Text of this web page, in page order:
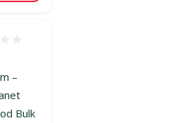
–
Bulk